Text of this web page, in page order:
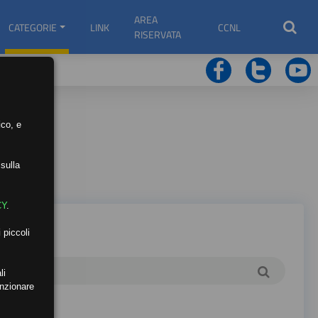
CATEGORIE LINK
AREA
RISERVATA
CCNL
e
.
piccoli